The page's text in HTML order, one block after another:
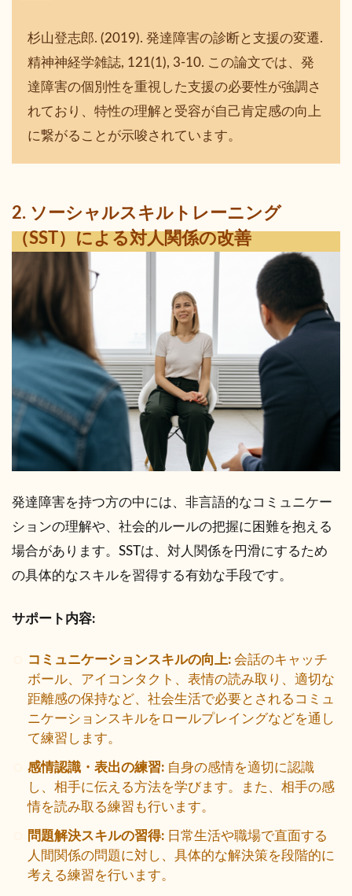
杉山登志郎. (2019). 発達障害の診断と支援の変遷.
精神神経学雑誌, 121(1), 3-10. この論文では、発
達障害の個別性を重視した支援の必要性が強調さ
れており、特性の理解と受容が自己肯定感の向上
に繋がることが示唆されています。
2. ソーシャルスキルトレーニング
（SST）による対人関係の改善
発達障害を持つ方の中には、非言語的なコミュニケー
ションの理解や、社会的ルールの把握に困難を抱える
場合があります。SSTは、対人関係を円滑にするため
の具体的なスキルを習得する有効な手段です。
サポート内容:
コミュニケーションスキルの向上: 会話のキャッチ
ボール、アイコンタクト、表情の読み取り、適切な
距離感の保持など、社会生活で必要とされるコミュ
ニケーションスキルをロールプレイングなどを通し
て練習します。
感情認識・表出の練習: 自身の感情を適切に認識
し、相手に伝える方法を学びます。また、相手の感
情を読み取る練習も行います。
問題解決スキルの習得: 日常生活や職場で直面する
人間関係の問題に対し、具体的な解決策を段階的に
考える練習を行います。